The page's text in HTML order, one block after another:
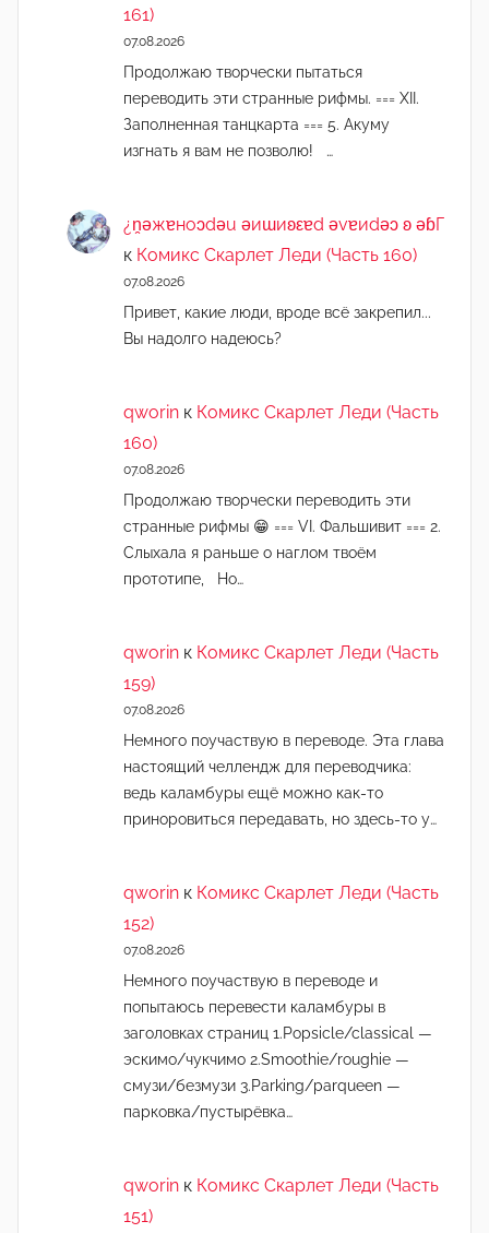
161)
07.08.2026
Продолжаю творчески пытаться
переводить эти странные рифмы. === XII.
Заполненная танцкарта === 5. Акуму
изгнать я вам не позволю! …
¿n̯ǝжɐноɔdǝu ǝиɯиʚεɐd ǝvɐиdǝɔ ʚ ǝɓГ
к Комикс Скарлет Леди (Часть 160)
07.08.2026
Привет, какие люди, вроде всё закрепил...
Вы надолго надеюсь?
qworin к Комикс Скарлет Леди (Часть
160)
07.08.2026
Продолжаю творчески переводить эти
странные рифмы 😁 === VI. Фальшивит === 2.
Слыхала я раньше о наглом твоём
прототипе, Но…
qworin к Комикс Скарлет Леди (Часть
159)
07.08.2026
Немного поучаствую в переводе. Эта глава
настоящий челлендж для переводчика:
ведь каламбуры ещё можно как-то
приноровиться передавать, но здесь-то у…
qworin к Комикс Скарлет Леди (Часть
152)
07.08.2026
Немного поучаствую в переводе и
попытаюсь перевести каламбуры в
заголовках страниц 1.Popsicle/classical —
эскимо/чукчимо 2.Smoothie/roughie —
смузи/безмузи 3.Parking/parqueen —
парковка/пустырёвка…
qworin к Комикс Скарлет Леди (Часть
151)